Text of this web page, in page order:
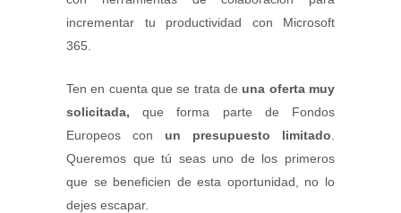
incrementar tu productividad con Microsoft
365.
Ten en cuenta que se trata de una oferta muy
solicitada, que forma parte de Fondos
Europeos con un presupuesto limitado
Queremos que tú seas uno de los primeros
que se beneficien de esta oportunidad, no lo
dejes escapar.